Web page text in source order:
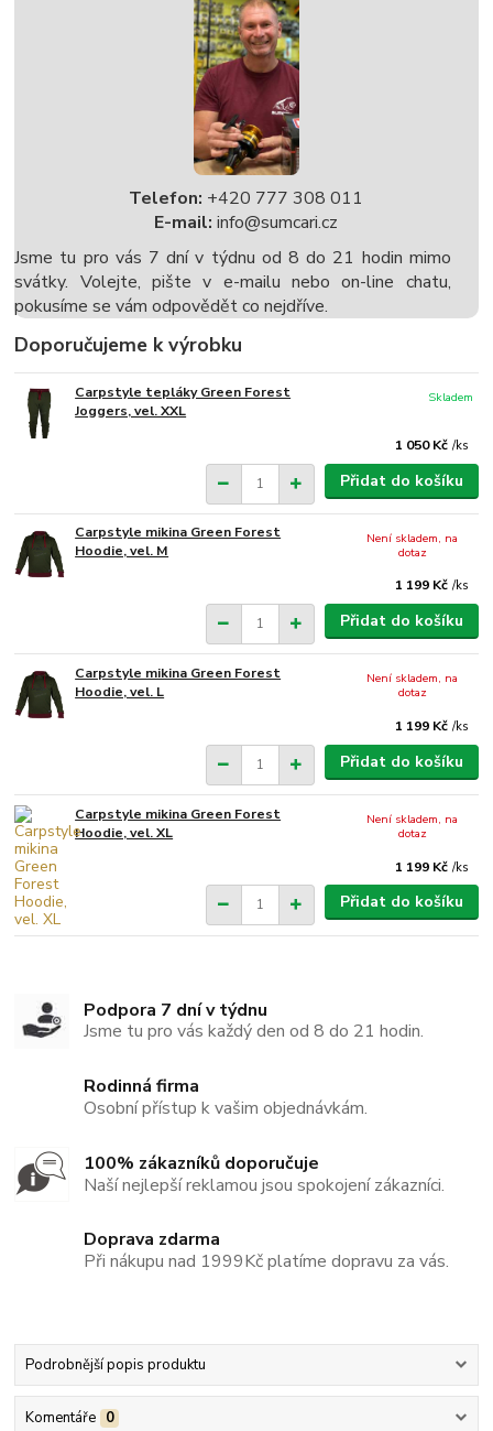
Telefon: +420 777 308 011
E-mail: info@sumcari.cz
Jsme tu pro vás 7 dní v týdnu od 8 do 21 hodin mimo
svátky. Volejte, pište v e-mailu nebo on-line chatu,
pokusíme se vám odpovědět co nejdříve.
Doporučujeme k výrobku
Carpstyle tepláky Green Forest
Joggers, vel. XXL
1 050 Kč /ks
Skladem
Přidat do košíku
Carpstyle mikina Green Forest
Hoodie, vel. M
1 199 Kč /ks
Není skladem, na
dotaz
Přidat do košíku
Carpstyle mikina Green Forest
Hoodie, vel. L
1 199 Kč /ks
Není skladem, na
dotaz
Přidat do košíku
Carpstyle mikina Green Forest
Hoodie, vel. XL
1 199 Kč /ks
Není skladem, na
dotaz
Přidat do košíku
Podpora 7 dní v týdnu
Jsme tu pro vás každý den od 8 do 21 hodin.
Rodinná firma
Osobní přístup k vašim objednávkám.
100% zákazníků doporučuje
Naší nejlepší reklamou jsou spokojení zákazníci.
Doprava zdarma
Při nákupu nad 1999Kč platíme dopravu za vás.
Podrobnější popis produktu
Komentáře 0